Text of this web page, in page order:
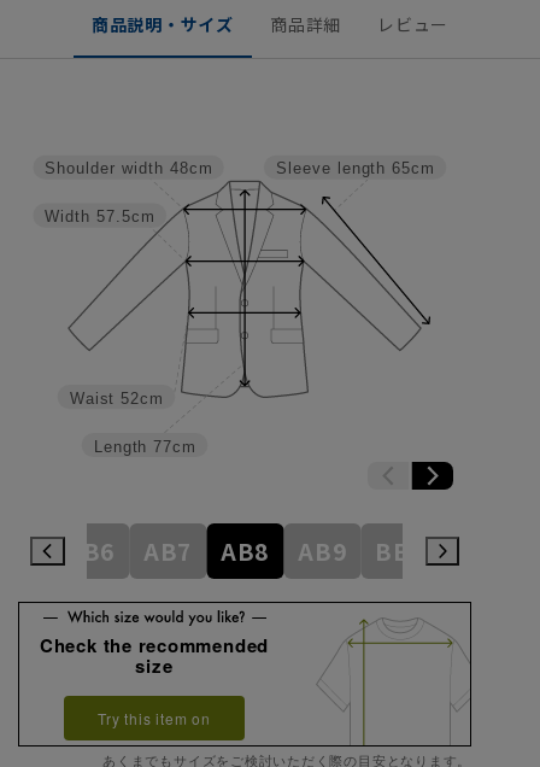
商品説明・サイズ 商品詳細 レビュー
Sleeve length 65cm
Length 77cm
Waist 52cm
Width 57.5cm
Shoulder width 48cm
AB6 AB7 AB8 AB9 BE3 BE4
Check the recommended
size
Try this item on
あくまでもサイズをご検討いただく際の目安となります。